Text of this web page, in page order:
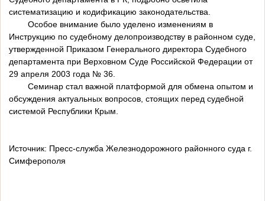
систематизацию и кодификацию законодательства.
Особое внимание было уделено изменениям в
Инструкцию по судебному делопроизводству в районном суде,
утвержденной Приказом Генерального директора Судебного
департамента при Верховном Суде Российской Федерации от
29 апреля 2003 года № 36.
Семинар стал важной платформой для обмена опытом и
обсуждения актуальных вопросов, стоящих перед судебной
системой Республики Крым.
Источник: Пресс-служба Железнодорожного районного суда г.
Симферополя